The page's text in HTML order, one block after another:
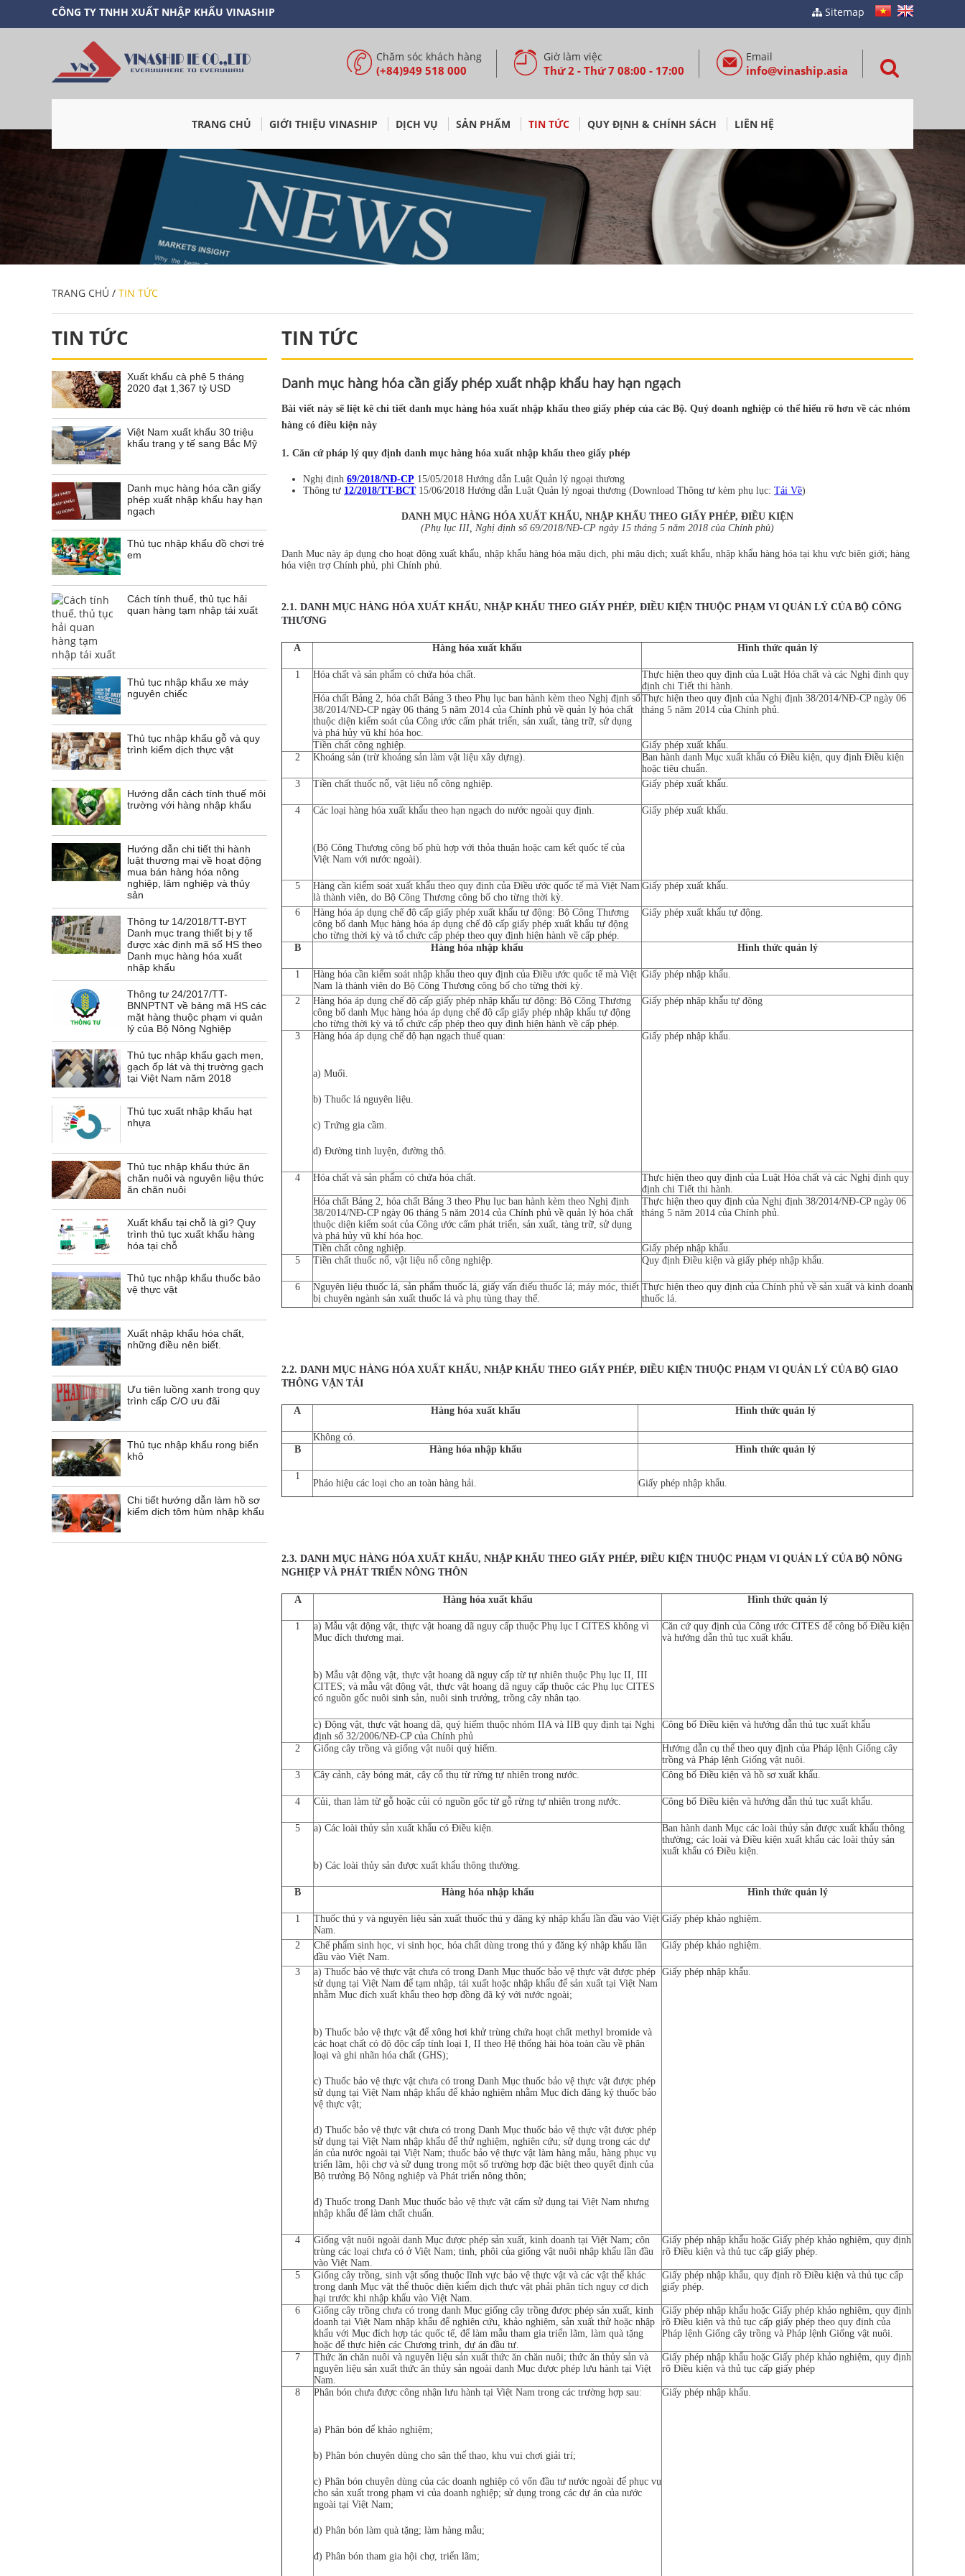
CÔNG TY TNHH XUẤT NHẬP KHẨU VINASHIP Sitemap
Chăm sóc khách hàng
(+84)949 518 000
Giờ làm việc
Thứ 2 - Thứ 7 08:00 - 17:00
Email
info@vinaship.asia
TRANG CHỦ GIỚI THIỆU VINASHIP DỊCH VỤ SẢN PHẨM TIN TỨC QUY ĐỊNH & CHÍNH SÁCH LIÊN HỆ
TRANG CHỦ / TIN TỨC
TIN TỨC
Xuất khẩu cà phê 5 tháng
2020 đạt 1,367 tỷ USD
Việt Nam xuất khẩu 30 triệu
khẩu trang y tế sang Bắc Mỹ
Danh mục hàng hóa cần giấy
phép xuất nhập khẩu hay hạn
ngạch
Thủ tục nhập khẩu đồ chơi trẻ
em
Cách tính thuế, thủ tục hải
quan hàng tạm nhập tái xuất
Thủ tục nhập khẩu xe máy
nguyên chiếc
Thủ tục nhập khẩu gỗ và quy
trình kiểm dịch thực vật
Hướng dẫn cách tính thuế môi
trường với hàng nhập khẩu
Hướng dẫn chi tiết thi hành
luật thương mại về hoạt động
mua bán hàng hóa nông
nghiệp, lâm nghiệp và thủy
sản
Thông tư 14/2018/TT-BYT
Danh mục trang thiết bị y tế
được xác định mã số HS theo
Danh mục hàng hóa xuất
nhập khẩu
Thông tư 24/2017/TT-
BNNPTNT về bảng mã HS các
mặt hàng thuộc phạm vi quản
lý của Bộ Nông Nghiệp
Thủ tục nhập khẩu gạch men,
gạch ốp lát và thị trường gạch
tại Việt Nam năm 2018
Thủ tục xuất nhập khẩu hạt
nhựa
Thủ tục nhập khẩu thức ăn
chăn nuôi và nguyên liệu thức
ăn chăn nuôi
Xuất khẩu tại chỗ là gì? Quy
trình thủ tục xuất khẩu hàng
hóa tại chỗ
Thủ tục nhập khẩu thuốc bảo
vệ thực vật
Xuất nhập khẩu hóa chất,
những điều nên biết.
​Ưu tiên luồng xanh trong quy
trình cấp C/O ưu đãi
Thủ tục nhập khẩu rong biển
khô
Chi tiết hướng dẫn làm hồ sơ
kiểm dịch tôm hùm nhập khẩu
TIN TỨC
Danh mục hàng hóa cần giấy phép xuất nhập khẩu hay hạn ngạch
Bài viết này sẽ liệt kê chi tiết danh mục hàng hóa xuất nhập khẩu theo giấy phép của các Bộ. Quý doanh nghiệp có thể hiểu rõ hơn về các nhóm
hàng có điều kiện này
1. Căn cứ pháp lý quy định danh mục hàng hóa xuất nhập khẩu theo giấy phép
Nghị định 69/2018/NĐ-CP 15/05/2018 Hướng dẫn Luật Quản lý ngoại thương
Thông tư 12/2018/TT-BCT15/06/2018 Hướng dẫn Luật Quản lý ngoại thương (Download Thông tư kèm phụ lục: Tải Về)
DANH MỤC HÀNG HÓA XUẤT KHẨU, NHẬP KHẨU THEO GIẤY PHÉP, ĐIỀU KIỆN
(Phụ lục III, Nghị định số 69/2018/NĐ-CP ngày 15 tháng 5 năm 2018 của Chính phủ)
Danh Mục này áp dụng cho hoạt động xuất khẩu, nhập khẩu hàng hóa mậu dịch, phi mậu dịch; xuất khẩu, nhập khẩu hàng hóa tại khu vực biên giới; hàng
hóa viện trợ Chính phủ, phi Chính phủ.
2.1. DANH MỤC HÀNG HÓA XUẤT KHẨU, NHẬP KHẨU THEO GIẤY PHÉP, ĐIỀU KIỆN THUỘC PHẠM VI QUẢN LÝ CỦA BỘ CÔNG
THƯƠNG
A Hàng hóa xuất khẩu Hình thức quản lý
1 Hóa chất và sản phẩm có chứa hóa chất.
Thực hiện theo quy định của Luật Hóa chất và các Nghị định quy
định chi Tiết thi hành.
Hóa chất Bảng 2, hóa chất Bảng 3 theo Phụ lục ban hành kèm theo Nghị định số
38/2014/NĐ-CP ngày 06 tháng 5 năm 2014 của Chính phủ về quản lý hóa chất
thuộc diện kiểm soát của Công ước cấm phát triển, sản xuất, tàng trữ, sử dụng
và phá hủy vũ khí hóa học.
Thực hiện theo quy định của Nghị định 38/2014/NĐ-CP ngày 06
tháng 5 năm 2014 của Chính phủ.
Tiền chất công nghiệp.
Giấy phép xuất khẩu.
2
Khoáng sản (trừ khoáng sản làm vật liệu xây dựng).
Ban hành danh Mục xuất khẩu có Điều kiện, quy định Điều kiện
hoặc tiêu chuẩn.
3
Tiền chất thuốc nổ, vật liệu nổ công nghiệp. Giấy phép xuất khẩu.
4 Các loại hàng hóa xuất khẩu theo hạn ngạch do nước ngoài quy định.
(Bộ Công Thương công bố phù hợp với thỏa thuận hoặc cam kết quốc tế của
Việt Nam với nước ngoài).
Giấy phép xuất khẩu.
5
Hàng cần kiểm soát xuất khẩu theo quy định của Điều ước quốc tế mà Việt Nam
là thành viên, do Bộ Công Thương công bố cho từng thời kỳ.
Giấy phép xuất khẩu.
6
Hàng hóa áp dụng chế độ cấp giấy phép xuất khẩu tự động: Bộ Công Thương
công bố danh Mục hàng hóa áp dụng chế độ cấp giấy phép xuất khẩu tự động
cho từng thời kỳ và tổ chức cấp phép theo quy định hiện hành về cấp phép.
Giấy phép xuất khẩu tự động.
B Hàng hóa nhập khẩu Hình thức quản lý
1
Hàng hóa cần kiểm soát nhập khẩu theo quy định của Điều ước quốc tế mà Việt
Nam là thành viên do Bộ Công Thương công bố cho từng thời kỳ.
Giấy phép nhập khẩu.
2
Hàng hóa áp dụng chế độ cấp giấy phép nhập khẩu tự động: Bộ Công Thương
công bố danh Mục hàng hóa áp dụng chế độ cấp giấy phép nhập khẩu tự động
cho từng thời kỳ và tổ chức cấp phép theo quy định hiện hành về cấp phép.
Giấy phép nhập khẩu tự động
3 Hàng hóa áp dụng chế độ hạn ngạch thuế quan:
a) Muối.
b) Thuốc lá nguyên liệu.
c) Trứng gia cầm.
d) Đường tinh luyện, đường thô.
Giấy phép nhập khẩu.
4 Hóa chất và sản phẩm có chứa hóa chất.
Thực hiện theo quy định của Luật Hóa chất và các Nghị định quy
định chi Tiết thi hành.
Hóa chất Bảng 2, hóa chất Bảng 3 theo Phụ lục ban hành kèm theo Nghị định
38/2014/NĐ-CP ngày 06 tháng 5 năm 2014 của Chính phủ về quản lý hóa chất
thuộc diện kiểm soát của Công ước cấm phát triển, sản xuất, tàng trữ, sử dụng
và phá hủy vũ khí hóa học.
Thực hiện theo quy định của Nghị định 38/2014/NĐ-CP ngày 06
tháng 5 năm 2014 của Chính phủ.
Tiền chất công nghiệp.
Giấy phép nhập khẩu.
5
Tiền chất thuốc nổ, vật liệu nổ công nghiệp. Quy định Điều kiện và giấy phép nhập khẩu.
6
Nguyên liệu thuốc lá, sản phẩm thuốc lá, giấy vấn điếu thuốc lá; máy móc, thiết
bị chuyên ngành sản xuất thuốc lá và phụ tùng thay thế.
Thực hiện theo quy định của Chính phủ về sản xuất và kinh doanh
thuốc lá.
2.2. DANH MỤC HÀNG HÓA XUẤT KHẨU, NHẬP KHẨU THEO GIẤY PHÉP, ĐIỀU KIỆN THUỘC PHẠM VI QUẢN LÝ CỦA BỘ GIAO
THÔNG VẬN TẢI
A Hàng hóa xuất khẩu Hình thức quản lý
Không có.
B
Hàng hóa nhập khẩu Hình thức quản lý
1
Pháo hiệu các loại cho an toàn hàng hải. Giấy phép nhập khẩu.
2.3. DANH MỤC HÀNG HÓA XUẤT KHẨU, NHẬP KHẨU THEO GIẤY PHÉP, ĐIỀU KIỆN THUỘC PHẠM VI QUẢN LÝ CỦA BỘ NÔNG
NGHIỆP VÀ PHÁT TRIỂN NÔNG THÔN
A Hàng hóa xuất khẩu Hình thức quản lý
1
a) Mẫu vật động vật, thực vật hoang dã nguy cấp thuộc Phụ lục I CITES không vì
Mục đích thương mại.
b) Mẫu vật động vật, thực vật hoang dã nguy cấp từ tự nhiên thuộc Phụ lục II, III
CITES; và mẫu vật động vật, thực vật hoang dã nguy cấp thuộc các Phụ lục CITES
có nguồn gốc nuôi sinh sản, nuôi sinh trưởng, trồng cây nhân tạo.
Căn cứ quy định của Công ước CITES để công bố Điều kiện
và hướng dẫn thủ tục xuất khẩu.
c) Động vật, thực vật hoang dã, quý hiếm thuộc nhóm IIA và IIB quy định tại Nghị
định số 32/2006/NĐ-CP của Chính phủ
Công bố Điều kiện và hướng dẫn thủ tục xuất khẩu
2 Giống cây trồng và giống vật nuôi quý hiếm.
Hướng dẫn cụ thể theo quy định của Pháp lệnh Giống cây
trồng và Pháp lệnh Giống vật nuôi.
3
Cây cảnh, cây bóng mát, cây cổ thụ từ rừng tự nhiên trong nước. Công bố Điều kiện và hồ sơ xuất khẩu.
4 Củi, than làm từ gỗ hoặc củi có nguồn gốc từ gỗ rừng tự nhiên trong nước. Công bố Điều kiện và hướng dẫn thủ tục xuất khẩu.
5 a) Các loài thủy sản xuất khẩu có Điều kiện.
b) Các loài thủy sản được xuất khẩu thông thường.
Ban hành danh Mục các loài thủy sản được xuất khẩu thông
thường; các loài và Điều kiện xuất khẩu các loài thủy sản
xuất khẩu có Điều kiện.
B Hàng hóa nhập khẩu Hình thức quản lý
1
Thuốc thú y và nguyên liệu sản xuất thuốc thú y đăng ký nhập khẩu lần đầu vào Việt
Nam.
Giấy phép khảo nghiệm.
2
Chế phẩm sinh học, vi sinh học, hóa chất dùng trong thú y đăng ký nhập khẩu lần
đầu vào Việt Nam.
Giấy phép khảo nghiệm.
3
a) Thuốc bảo vệ thực vật chưa có trong Danh Mục thuốc bảo vệ thực vật được phép
sử dụng tại Việt Nam để tạm nhập, tái xuất hoặc nhập khẩu để sản xuất tại Việt Nam
nhằm Mục đích xuất khẩu theo hợp đồng đã ký với nước ngoài;
b) Thuốc bảo vệ thực vật để xông hơi khử trùng chứa hoạt chất methyl bromide và
các hoạt chất có độ độc cấp tính loại I, II theo Hệ thống hài hòa toàn cầu về phân
loại và ghi nhãn hóa chất (GHS);
c) Thuốc bảo vệ thực vật chưa có trong Danh Mục thuốc bảo vệ thực vật được phép
sử dụng tại Việt Nam nhập khẩu để khảo nghiệm nhằm Mục đích đăng ký thuốc bảo
vệ thực vật;
d) Thuốc bảo vệ thực vật chưa có trong Danh Mục thuốc bảo vệ thực vật được phép
sử dụng tại Việt Nam nhập khẩu để thử nghiệm, nghiên cứu; sử dụng trong các dự
án của nước ngoài tại Việt Nam; thuốc bảo vệ thực vật làm hàng mẫu, hàng phục vụ
triển lãm, hội chợ và sử dụng trong một số trường hợp đặc biệt theo quyết định của
Bộ trưởng Bộ Nông nghiệp và Phát triển nông thôn;
đ) Thuốc trong Danh Mục thuốc bảo vệ thực vật cấm sử dụng tại Việt Nam nhưng
nhập khẩu để làm chất chuẩn.
Giấy phép nhập khẩu.
4
Giống vật nuôi ngoài danh Mục được phép sản xuất, kinh doanh tại Việt Nam; côn
trùng các loại chưa có ở Việt Nam; tinh, phôi của giống vật nuôi nhập khẩu lần đầu
vào Việt Nam.
Giấy phép nhập khẩu hoặc Giấy phép khảo nghiệm, quy định
rõ Điều kiện và thủ tục cấp giấy phép.
5
Giống cây trồng, sinh vật sống thuộc lĩnh vực bảo vệ thực vật và các vật thể khác
trong danh Mục vật thể thuộc diện kiểm dịch thực vật phải phân tích nguy cơ dịch
hại trước khi nhập khẩu vào Việt Nam.
Giấy phép nhập khẩu, quy định rõ Điều kiện và thủ tục cấp
giấy phép.
6
Giống cây trồng chưa có trong danh Mục giống cây trồng được phép sản xuất, kinh
doanh tại Việt Nam nhập khẩu để nghiên cứu, khảo nghiệm, sản xuất thử hoặc nhập
khẩu với Mục đích hợp tác quốc tế, để làm mẫu tham gia triển lãm, làm quà tặng
hoặc để thực hiện các Chương trình, dự án đầu tư.
Giấy phép nhập khẩu hoặc Giấy phép khảo nghiệm, quy định
rõ Điều kiện và thủ tục cấp giấy phép theo quy định của
Pháp lệnh Giống cây trồng và Pháp lệnh Giống vật nuôi.
7
Thức ăn chăn nuôi và nguyên liệu sản xuất thức ăn chăn nuôi; thức ăn thủy sản và
nguyên liệu sản xuất thức ăn thủy sản ngoài danh Mục được phép lưu hành tại Việt
Nam.
Giấy phép nhập khẩu hoặc Giấy phép khảo nghiệm, quy định
rõ Điều kiện và thủ tục cấp giấy phép
8 Phân bón chưa được công nhận lưu hành tại Việt Nam trong các trường hợp sau:
a) Phân bón để khảo nghiệm;
b) Phân bón chuyên dùng cho sân thể thao, khu vui chơi giải trí;
c) Phân bón chuyên dùng của các doanh nghiệp có vốn đầu tư nước ngoài để phục vụ
cho sản xuất trong phạm vi của doanh nghiệp; sử dụng trong các dự án của nước
ngoài tại Việt Nam;
d) Phân bón làm quà tặng; làm hàng mẫu;
đ) Phân bón tham gia hội chợ, triển lãm;
Giấy phép nhập khẩu.